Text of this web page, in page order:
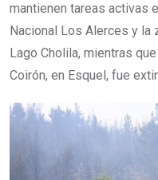
mantienen tareas activas
Nacional Los Alerces y la
Lago Cholila, mientras
Coirón, en Esquel, fue